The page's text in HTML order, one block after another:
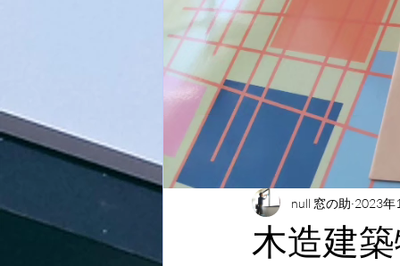
木造建
null 窓の助 2023年